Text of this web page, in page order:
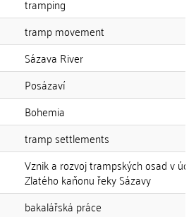
tramping
tramp movement
Sázava River
Posázaví
Bohemia
tramp settlements
Vznik a rozvoj trampských osad v
Zlatého kaňonu řeky Sázavy
bakalářská práce